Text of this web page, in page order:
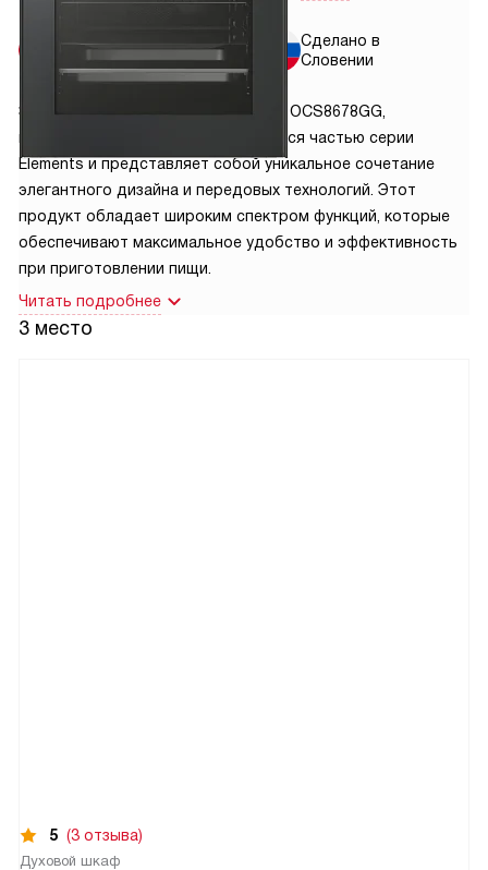
Бесплатная
установка
Сделано в
Словении
Электрический духовой шкаф Asko OCS8678GG,
произведенный в Словении, является частью серии
Elements и представляет собой уникальное сочетание
элегантного дизайна и передовых технологий. Этот
продукт обладает широким спектром функций, которые
обеспечивают максимальное удобство и эффективность
при приготовлении пищи.
Читать подробнее
3 место
5 (3 отзыва)
Духовой шкаф